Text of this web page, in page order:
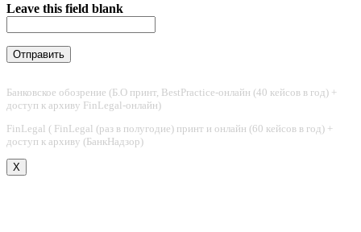
Leave this field blank
Банковское обозрение (Б.О принт, BestPractice-онлайн (40 кейсов в год) +
доступ к архиву FinLegal-онлайн)
FinLegal ( FinLegal (раз в полугодие) принт и онлайн (60 кейсов в год) +
доступ к архиву (БанкНадзор)
X